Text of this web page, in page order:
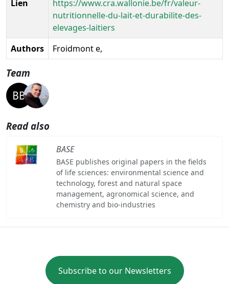
Lien
https://www.cra.wallonie.be/fr/valeur-
nutritionnelle-du-lait-et-durabilite-des-
elevages-laitiers
Authors
Froidmont e,
Team
Read also
BASE
BASE publishes original papers in the fields
of life sciences: environmental science and
technology, forest and natural space
management, agronomical science, and
chemistry and bio-industries
Subscribe to our Newsletters